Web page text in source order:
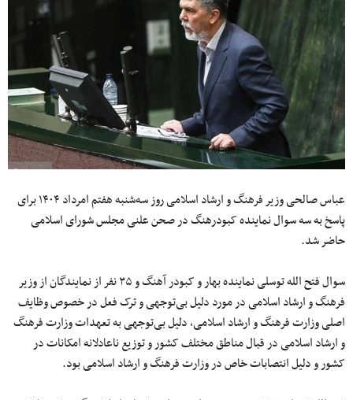
عباس صالحی وزیر فرهنگ و ارشاد اسلامی روز سه‌شنبه هفتم امرداد ۱۴۰۴ برای
پاسخ به سه سوال نماینده کبودرهنگ در صحن علنی مجلس شورای اسلامی
حاضر شد.
سوال فتح الله توسلی نماینده بهار و کبودر آهنگ و ۳۵ نفر از نمایندگان از وزیر
فرهنگ و ارشاد اسلامی در مورد دلیل بی‌توجهی و ترک فعل در خصوص وظایف
اصلی وزارت فرهنگ و ارشاد اسلامی، دلیل بی‌توجهی به تعهدات وزارت فرهنگ
و ارشاد اسلامی در قبال مناطق مختلف کشور و توزیع ناعادلانه امکانات در
کشور و دلیل انتصابات خاص در وزارت فرهنگ و ارشاد اسلامی بود.